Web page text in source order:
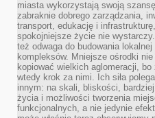
miasta wykorzystają swoją
zabraknie dobrego zarządzania,
transport, edukację i
spokojniejsze życie nie
też odwaga do budowania
kompleksów. Mniejsze ośrodki
kopiować wielkich aglomeracji, bo
wtedy krok za nimi. Ich siła
innym: na skali, bliskości,
życia i możliwości tworzenia
funkcjonalnych, a nie jedynie